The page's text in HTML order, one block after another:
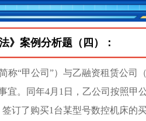
》案例分析题（四）：
称“甲公司”）与乙融资租赁公司
宜。同年4月1日，乙公司按照甲
订了购买1台某型号数控机床的买